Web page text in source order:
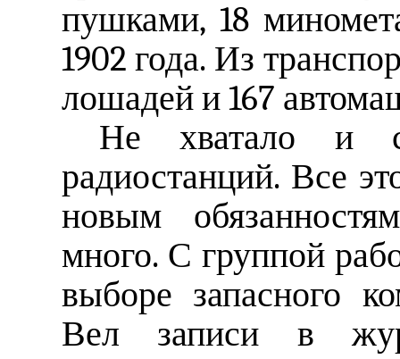
пушками, 18
1902 года. Из
лошадей и 167
Не хватало и
радиостанций. Все
новым
много. С группой
выборе запасного
Вел записи в